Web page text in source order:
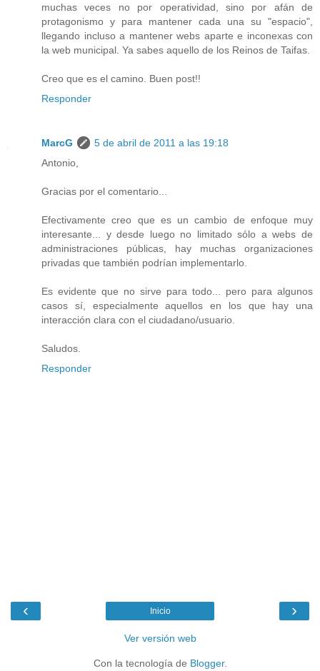
muchas veces no por operatividad, sino por afán de
protagonismo y para mantener cada una su "espacio",
llegando incluso a mantener webs aparte e inconexas con
la web municipal. Ya sabes aquello de los Reinos de Taifas.
Creo que es el camino. Buen post!!
Responder
MarcG
5 de abril de 2011 a las 19:18
Antonio,
Gracias por el comentario...
Efectivamente creo que es un cambio de enfoque muy
interesante... y desde luego no limitado sólo a webs de
administraciones públicas, hay muchas organizaciones
privadas que también podrían implementarlo.
Es evidente que no sirve para todo... pero para algunos
casos sí, especialmente aquellos en los que hay una
interacción clara con el ciudadano/usuario.
Saludos.
Responder
‹ ›
Inicio
Ver versión web
Con la tecnología de Blogger.